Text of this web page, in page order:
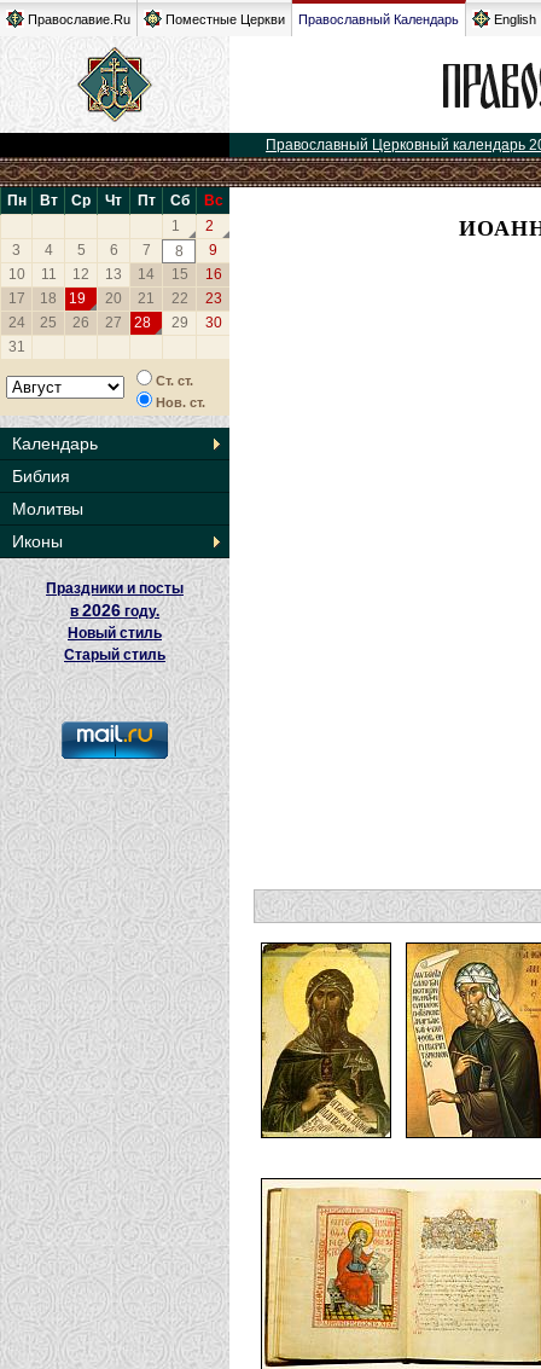
Православие.Ru Поместные Церкви Православный Календарь English
Православный Церковный календарь
Пн Вт Ср Чт Пт Сб
Вс
1
2
3
4 5 6 7 8
9
10
11 12 13 14 15
16
17
18 19 20 21 22
23
24
25 26 27 28 29
30
31
Ст. ст.
Нов. ст.
Календарь
Библия
Молитвы
Иконы
Праздники и посты
в2026 году.
Новый стиль
Старый стиль